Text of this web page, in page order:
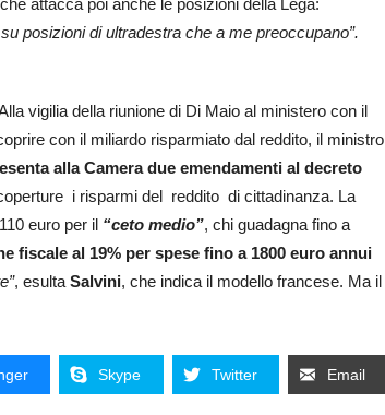
attacca poi anche le posizioni della Lega:
posizioni di ultradestra che a me preoccupano”.
vigilia della riunione di Di Maio al ministero con il
con il miliardo risparmiato dal reddito, il ministro
alla Camera due emendamenti al decreto
i risparmi del reddito di cittadinanza. La
euro per il “ceto medio”, chi guadagna fino a
fiscale al 19% per spese fino a 1800 euro annui
, esulta Salvini, che indica il modello francese. Ma il
Skype Twitter Email